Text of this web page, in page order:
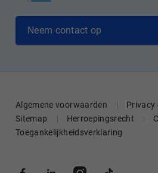
Neem contact op
Algemene voorwaarden
Privacy
Sitemap
Herroepingsrecht
Toegankelijkheidsverklaring